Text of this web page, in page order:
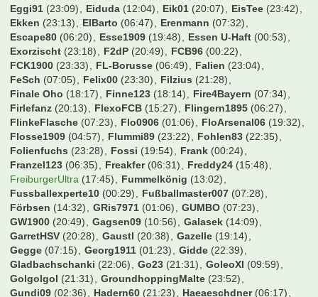
CharlieKelly(00:53) Chris1101 (16:17) Chris35i(02:39)
Chris96(07:17) ChrisCros(23:53) ChrisSVB(14:39)
Chrisl22(23:16) Christian(23:00) Christian-BW(21:44)
Christian1205(10:22) Christian1887(06:38)
ChristianK(22:37) Christie(00:31) Christoph1990w
Christoph27021900(03:21) Chrizb84(04:31)
Cody Rhodes(21:50) CoffeeG(11:10) Cohiba(20:58)
ConverseFCB (22:30) Crazy Duck(16:29) Cukinas(06:56)
Cybaergizzle(07:18) DRG78(06:26) DSCFranky(23:02)
Dachlatt1405(16:33) Dangermike(06:09)
Daniel Düsentrieb(07:35) Daniel FCB(02:00)
Daniel089(03:17) Dannis_23(16:10) Danny1895(21:49)
Deilginis(01:07) Demwyn(15:40) Denis(21:08)
DennisHopper(01:22) Der Hans(23:08) Der S1904(11:36)
DerGast(20:00) DesertWolf(22:49) DieterEilts(23:42)
Dolly(07:30) Domi85(07:26) Domi89(15:59)
Domidomdom(00:08) DommiSt(16:45)
DonVitoCorleone(23:22) Don_Pao(06:24)
Doppelpass(07:33) Dorfrocker(21:33) DrKnut(22:04)
Dravil(07:19) Dropicz(00:44) Dschorgo (19:48)
Duet01(12:27) Duffman0815(07:16) Dugdi(06:46)